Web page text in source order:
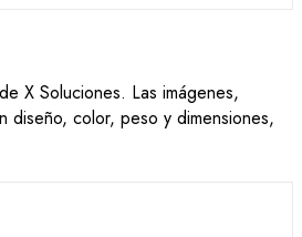
X Soluciones. Las imágenes,
diseño, color, peso y dimensiones,